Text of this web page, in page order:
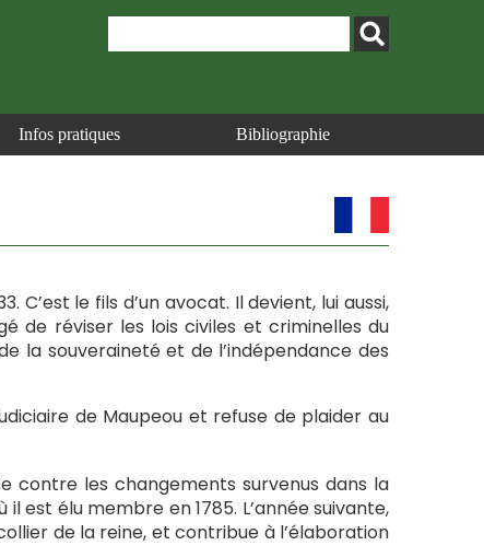
Infos pratiques Bibliographie
C’est le fils d’un avocat. Il devient, lui aussi,
de réviser les lois civiles et criminelles du
la souveraineté et de l’indépendance des
de Maupeou et refuse de plaider au
contre les changements survenus dans la
est élu membre en 1785. L’année suivante,
de la reine, et contribue à l’élaboration